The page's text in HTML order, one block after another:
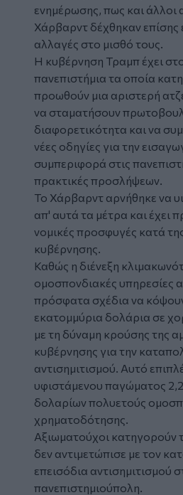
ενημέρωσης, πως και άλλοι
Χάρβαρντ δέχθηκαν επίσης
αλλαγές στο μισθό τους.
Η κυβέρνηση Τραμπ έχει
πανεπιστήμια τα οποία
προωθούν μια αριστερή
να σταματήσουν
διαφορετικότητα και να
νέες οδηγίες για την
συμπεριφορά στις
πρακτικές προσλήψεων.
Το Χάρβαρντ αρνήθηκε να
απ' αυτά τα μέτρα και έχει
νομικές προσφυγές κατά
κυβέρνησης.
Καθώς η διένεξη
ομοσπονδιακές υπηρεσίες
πρόσφατα σχέδια να
εκατομμύρια δολάρια σε
με τη δύναμη κρούσης της
κυβέρνησης για την
αντισημιτισμού. Αυτό
υφιστάμενου παγώματος
δολαρίων πολυετούς
χρηματοδότησης.
Αξιωματούχοι κατηγορούν
δεν αντιμετώπισε με τον
επεισόδια αντισημιτισμού
πανεπιστημιούπολη.